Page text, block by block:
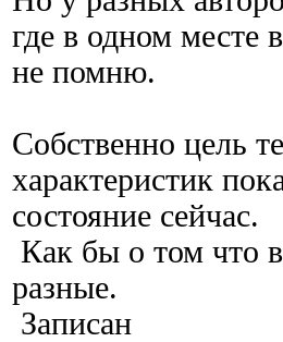
где в одном месте
не помню.
Собственно цель
характеристик
состояние сейчас.
Как бы о том что
разные.
Записан